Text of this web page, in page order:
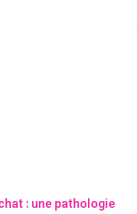
: une pathologie